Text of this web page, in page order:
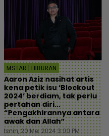
MSTAR | HIBURAN
Aaron Aziz nasihat artis
kena petik isu ‘Blockout
2024’ berdiam, tak perlu
pertahan diri...
“Pengakhirannya antara
awak dan Allah”
Isnin, 20 Mei 2024 3:00 PM